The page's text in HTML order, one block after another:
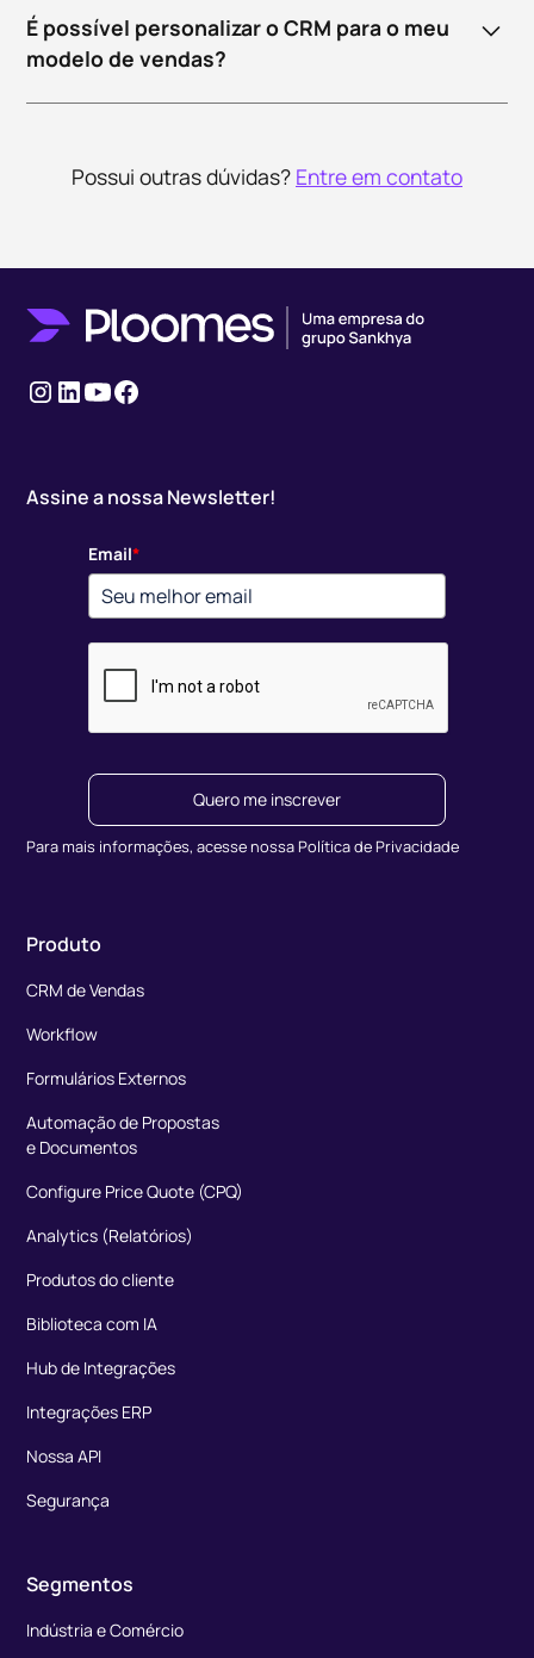
adaptando-se à maturidade e complexidade da
operação comercial.
É possível personalizar o CRM para o meu
modelo de vendas?
Sim. Funis, campos, regras de automação, propostas e
modelo comercial do seu SaaS.
Possui outras dúvidas? Entre em contato
Instagram
Linkedin
YoutubeFacebook
Assine a nossa Newsletter!
Email*
Quero me inscrever
Para mais informações, acesse nossa Política de Privacidade
Produto
CRM de Vendas
Workflow
Formulários Externos
Automação de Propostas
e Documentos
Configure Price Quote (CPQ)
Analytics (Relatórios)
Produtos do cliente
Biblioteca com IA
Hub de Integrações
Integrações ERP
Nossa API
Segurança
Segmentos
Indústria e Comércio